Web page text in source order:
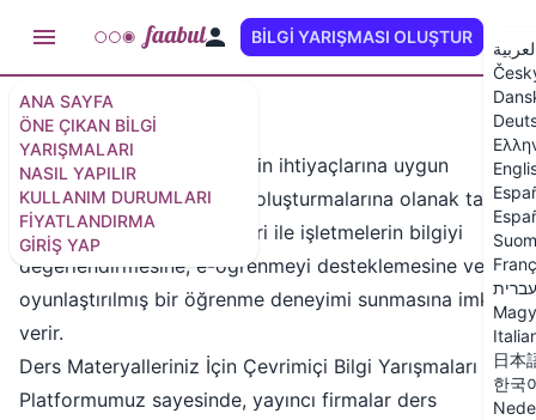
ANA SAYFA
ÖNE ÇIKAN BILGI
YARIŞMALARI
NASIL YAPILIR
KULLANIM DURUMLARI
FIYATLANDIRMA
GIRIŞ YAP
BILGI YARIŞMASI OLUŞTUR
עברית
日本
한국
Entegrasyonlar
Faabul platformu, şirketlerin ihtiyaçlarına uygun
interaktif bilgi yarışmaları oluşturmalarına olanak tanır.
Tam markalama yetenekleri ile işletmelerin bilgiyi
değerlendirmesine, e-öğrenmeyi desteklemesine veya
oyunlaştırılmış bir öğrenme deneyimi sunmasına imkan
verir.
Ders Materyalleriniz İçin Çevrimiçi Bilgi Yarışmaları
Platformumuz sayesinde, yayıncı firmalar ders